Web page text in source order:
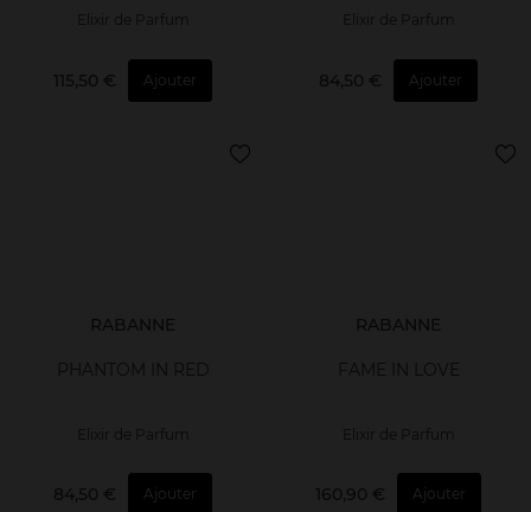
Elixir de Parfum
115,50 € Ajouter
Elixir de Parfum
84,50 € Ajouter
RABANNE
PHANTOM IN RED
Elixir de Parfum
84,50 € Ajouter
RABANNE
FAME IN LOVE
Elixir de Parfum
160,90 € Ajouter